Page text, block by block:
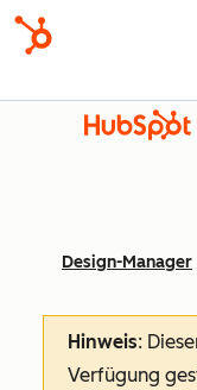
Design-Manager
Hinweis:
Verfügung